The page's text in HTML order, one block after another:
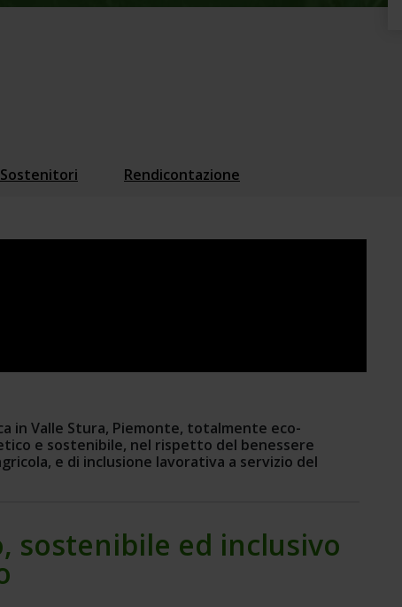
Sostenitori Rendicontazione
in Valle Stura, Piemonte, totalmente eco-
e sostenibile, nel rispetto del benessere
e di inclusione lavorativa a servizio del
sostenibile ed inclusivo